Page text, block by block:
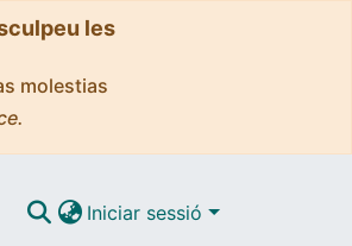
les
molestias
Iniciar sessió